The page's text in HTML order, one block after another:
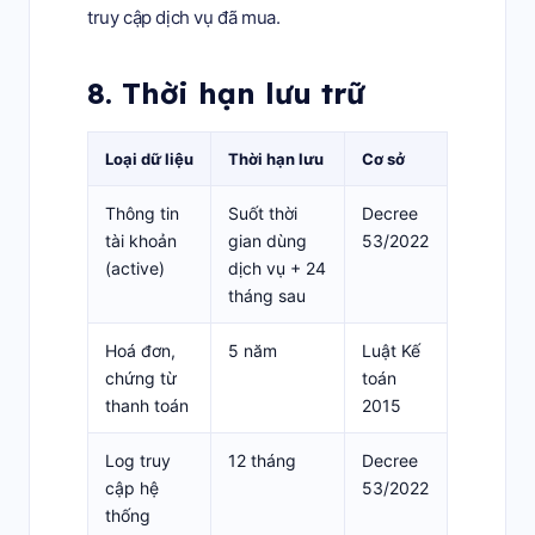
truy cập dịch vụ đã mua.
8. Thời hạn lưu trữ
Loại dữ liệu Thời hạn lưu Cơ sở
Thông tin
tài khoản
(active)
Suốt thời
gian dùng
dịch vụ + 24
tháng sau
Decree
53/2022
Hoá đơn,
chứng từ
thanh toán
5 năm
Luật Kế
toán
2015
Log truy
cập hệ
thống
12 tháng
Decree
53/2022